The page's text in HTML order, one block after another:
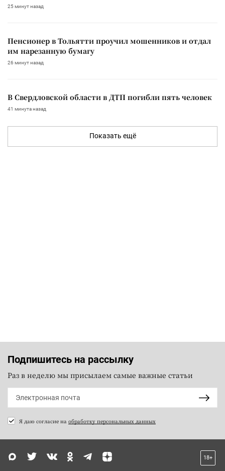
25 минут назад
Пенсионер в Тольятти проучил мошенников и отдал
им нарезанную бумагу
26 минут назад
В Свердловской области в ДТП погибли пять человек
41 минута назад
Показать ещё
Подпишитесь на рассылку
Раз в неделю мы присылаем самые важные статьи
Я даю согласие на обработку персональных данных
18+